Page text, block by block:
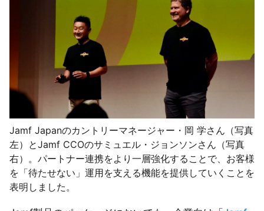
Jamf Japanのカントリーマネージャー・岡 学さん（写真
左）とJamf CCOのサミュエル・ジョンソンさん（写真
右）。パートナー連携をより一層強化することで、お客様
を「待たせない」運用を支える機能を提供していくことを
表明しました。